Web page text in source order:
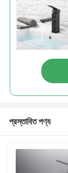
প্রস্তাবিত পণ্য